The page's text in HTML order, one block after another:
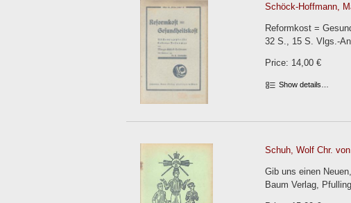
Schöck-Hoffmann,
Reformkost =
32 S., 15 S. Vlgs.-
Price: 14,00 €
Show details…
Schuh, Wolf Chr.
Gib uns einen
Baum Verlag,